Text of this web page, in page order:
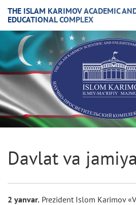
THE ISLAM KARIMOV ACADEMIC
EDUCATIONAL COMPLEX
Davlat va
2 yanvar. Prezident Islom Karimov